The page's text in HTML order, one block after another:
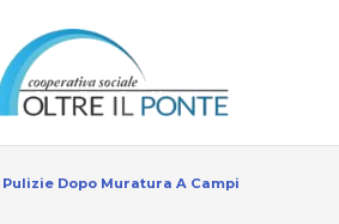
Dopo Muratura A Campi